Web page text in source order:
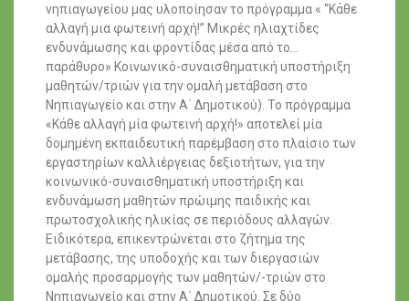
νηπιαγωγείου μας υλοποίησαν το πρόγραμμα « “Κάθε
αλλαγή μια φωτεινή αρχή!” Μικρές ηλιαχτίδες
ενδυνάμωσης και φροντίδας μέσα από το…
παράθυρο» Κοινωνικό-συναισθηματική υποστήριξη
μαθητών/τριών για την ομαλή μετάβαση στο
Νηπιαγωγείο και στην Α΄ Δημοτικού). Το πρόγραμμα
«Κάθε αλλαγή μία φωτεινή αρχή!» αποτελεί μία
δομημένη εκπαιδευτική παρέμβαση στο πλαίσιο των
εργαστηρίων καλλιέργειας δεξιοτήτων, για την
κοινωνικό-συναισθηματική υποστήριξη και
ενδυνάμωση μαθητών πρώιμης παιδικής και
πρωτοσχολικής ηλικίας σε περιόδους αλλαγών.
Ειδικότερα, επικεντρώνεται στο ζήτημα της
μετάβασης, της υποδοχής και των διεργασιών
ομαλής προσαρμογής των μαθητών/-τριών στο
Νηπιαγωγείο και στην Α΄ Δημοτικού. Σε δύο